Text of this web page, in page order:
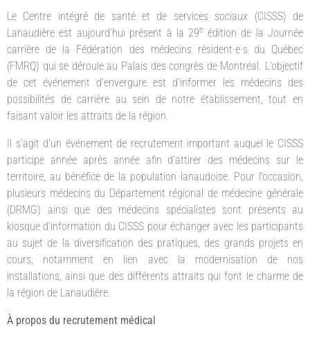
Le Centre intégré de santé et de services sociaux (CISSS) de
Lanaudière est aujourd’hui présent à la 29e édition de la Journée
carrière de la Fédération des médecins résident·e·s du Québec
(FMRQ) qui se déroule au Palais des congrès de Montréal. L’objectif
de cet événement d’envergure est d’informer les médecins des
possibilités de carrière au sein de notre établissement, tout en
faisant valoir les attraits de la région.
Il s’agit d’un événement de recrutement important auquel le CISSS
participe année après année afin d’attirer des médecins sur le
territoire, au bénéfice de la population lanaudoise. Pour l’occasion,
plusieurs médecins du Département régional de médecine générale
(DRMG) ainsi que des médecins spécialistes sont présents au
kiosque d’information du CISSS pour échanger avec les participants
au sujet de la diversification des pratiques, des grands projets en
cours, notamment en lien avec la modernisation de nos
installations, ainsi que des différents attraits qui font le charme de
la région de Lanaudière.
À propos du recrutement médical